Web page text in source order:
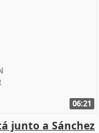
06:21
junto a Sánchez